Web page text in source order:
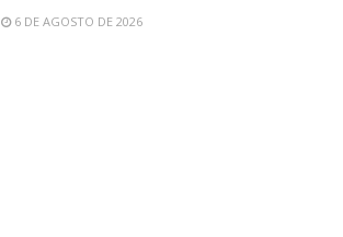
6 DE AGOSTO DE 2026